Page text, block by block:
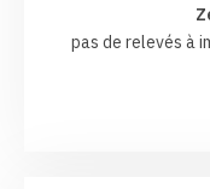
pas de relevés à